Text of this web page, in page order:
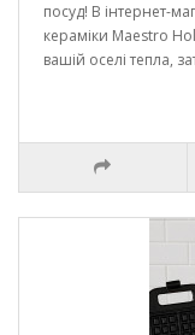
посуд! В інтернет-
кераміки Maestro
вашій оселі тепла,